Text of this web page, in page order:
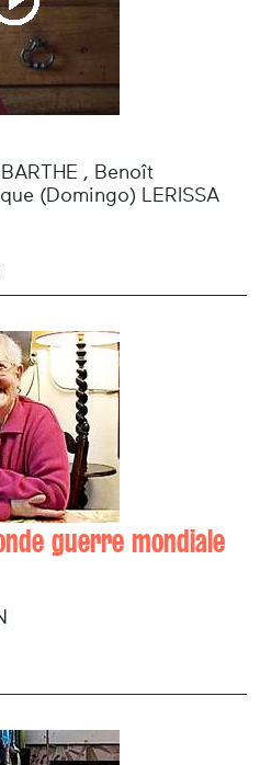
, Benoît
(Domingo) LERISSA
guerre mondiale